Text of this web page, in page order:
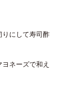
にして寿司酢
ネーズで和え